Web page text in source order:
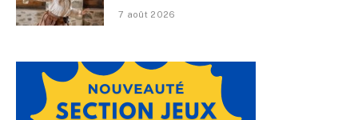
7 août 2026